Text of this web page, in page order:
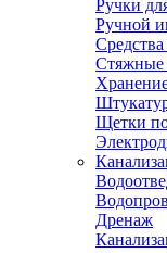
Ручки
Ручной
Стяжные
Щетки
Дренаж